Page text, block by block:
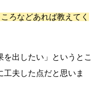
ろなどあれば教えてく
出したい」というとこ
夫した点だと思いま